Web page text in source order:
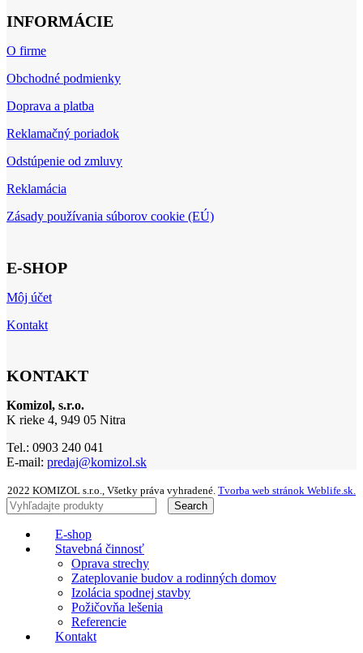
INFORMÁCIE
O firme
Obchodné podmienky
Doprava a platba
Reklamačný poriadok
Odstúpenie od zmluvy
Reklamácia
Zásady používania súborov cookie (EÚ)
E-SHOP
Môj účet
Kontakt
KONTAKT
Komizol, s.r.o.
K rieke 4, 949 05 Nitra
Tel.: 0903 240 041
E-mail: predaj@komizol.sk
2022 KOMIZOL s.r.o., Všetky práva vyhradené. Tvorba web stránok Weblife.sk.
Search
E-shop
Stavebná činnosť
Oprava strechy
Zateplovanie budov a rodinných domov
Izolácia spodnej stavby
Požičovňa lešenia
Referencie
Kontakt